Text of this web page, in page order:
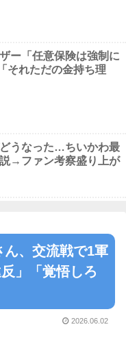
ー「任意保険は強制に
それただの金持ち理
どうなった…ちいかわ最
→ファン考察盛り上が
ん、交流戦で1軍
」「覚悟しろ
2026.06.02